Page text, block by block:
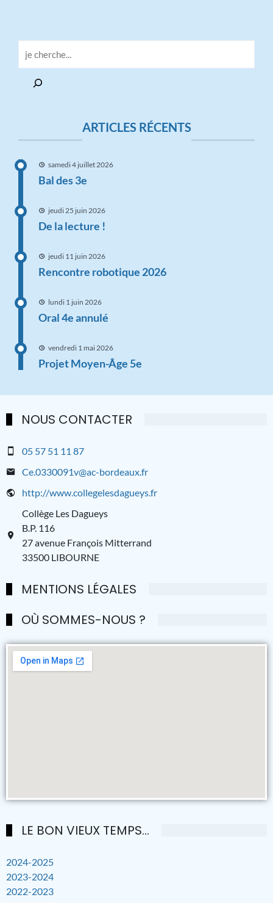
ARTICLES RÉCENTS
samedi 4 juillet 2026
Bal des 3e
jeudi 25 juin 2026
De la lecture !
jeudi 11 juin 2026
Rencontre robotique 2026
lundi 1 juin 2026
Oral 4e annulé
vendredi 1 mai 2026
Projet Moyen-Âge 5e
NOUS CONTACTER
05 57 51 11 87
Ce.0330091v@ac-bordeaux.fr
http://www.collegelesdagueys.fr
Collège Les Dagueys
B.P. 116
27 avenue François Mitterrand
33500 LIBOURNE
MENTIONS LÉGALES
OÙ SOMMES-NOUS ?
LE BON VIEUX TEMPS...
2024-2025
2023-2024
2022-2023